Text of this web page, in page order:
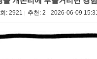
: 2921 추천: 2 2026-06-09